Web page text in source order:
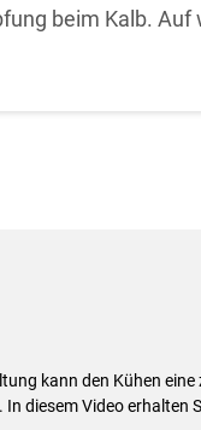
beim Kalb. Auf
kann den Kühen
diesem Video erhalten